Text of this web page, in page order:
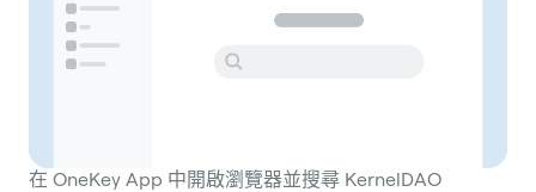
在 OneKey App 中開啟瀏覽器並搜尋 KernelDAO